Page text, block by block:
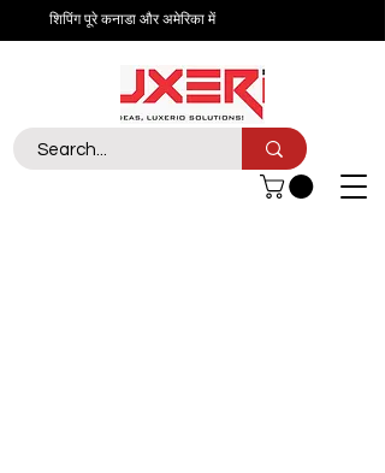
शिपिंग पूरे कनाडा और अमेरिका में